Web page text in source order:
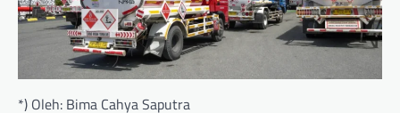
*) Oleh: Bima Cahya Saputra